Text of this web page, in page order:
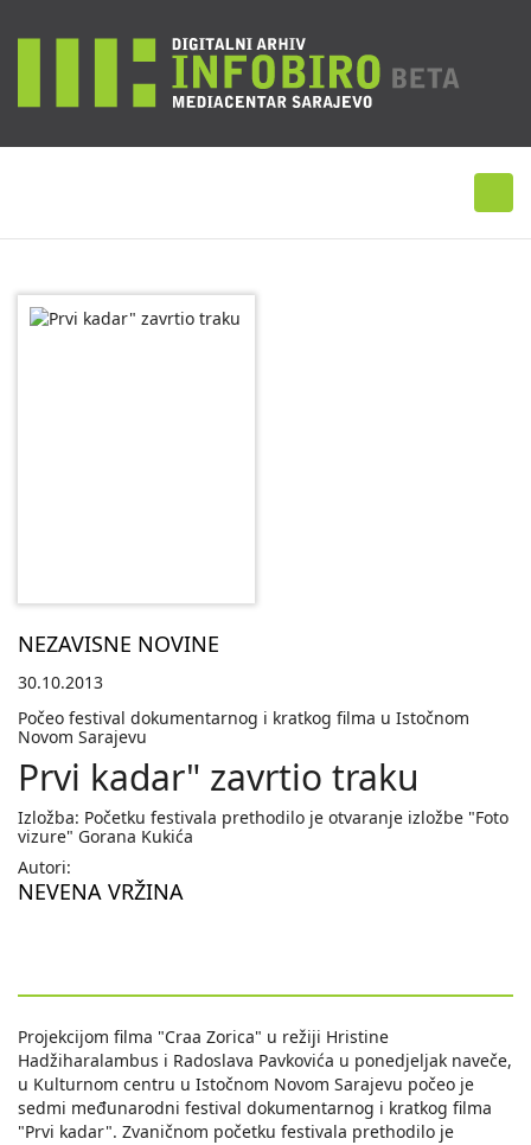
NEZAVISNE NOVINE
30.10.2013
Počeo festival dokumentarnog i kratkog filma u Istočnom
Novom Sarajevu
Prvi kadar" zavrtio traku
Izložba: Početku festivala prethodilo je otvaranje izložbe "Foto
vizure" Gorana Kukića
Autori:
NEVENA VRŽINA
Projekcijom filma "Craa Zorica" u režiji Hristine
Hadžiharalambus i Radoslava Pavkovića u ponedjeljak naveče,
u Kulturnom centru u Istočnom Novom Sarajevu počeo je
sedmi međunarodni festival dokumentarnog i kratkog filma
"Prvi kadar". Zvaničnom početku festivala prethodilo je